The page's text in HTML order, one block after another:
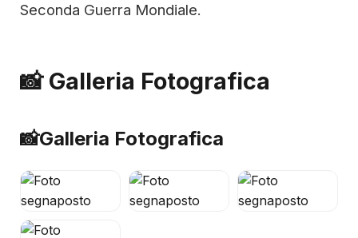
Seconda Guerra Mondiale.
📸 Galleria Fotografica
📸Galleria Fotografica